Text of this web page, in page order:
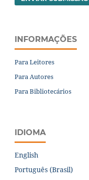
INFORMAÇÕES
Para Leitores
Para Autores
Para Bibliotecários
IDIOMA
English
Português (Brasil)